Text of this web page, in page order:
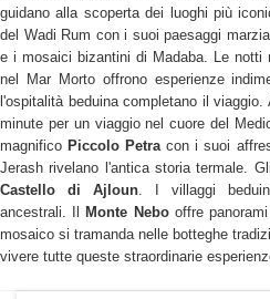
guidano alla scoperta dei luoghi più
del Wadi Rum con i suoi paesaggi
e i mosaici bizantini di Madaba. Le
nel Mar Morto offrono esperienze
l'ospitalità beduina completano il
minute per un viaggio nel cuore del
magnifico Piccolo Petracon i suoi
Jerash rivelano l'antica storia termale.
Castello di Ajloun. I villaggi
ancestrali. Il
Monte Nebooffre
mosaico si tramanda nelle botteghe
vivere tutte queste straordinarie